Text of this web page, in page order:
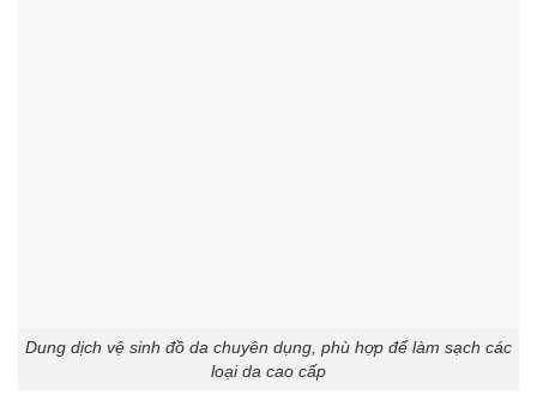
Dung dịch vệ sinh đồ da chuyên dụng, phù hợp để làm sạch các
loại da cao cấp